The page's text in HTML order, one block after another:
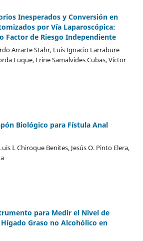
Inesperados y Conversión en
por Vía Laparoscópica:
Factor de Riesgo Independiente
Arrarte Stahr, Luis Ignacio Larrabure
Luque, Frine Samalvides Cubas, Víctor
Biológico para Fístula Anal
I. Chiroque Benites, Jesús O. Pinto Elera,
para Medir el Nivel de
Graso no Alcohólico en